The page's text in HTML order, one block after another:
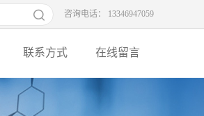
咨询电话： 13346947059
联系方式 在线留言